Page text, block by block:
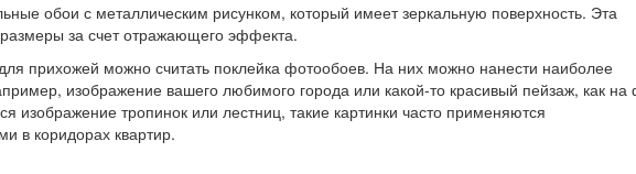
обои с металлическим рисунком, который имеет зеркальную поверхность. Эта
за счет отражающего эффекта.
прихожей можно считать поклейка фотообоев. На них можно нанести наиболее
изображение вашего любимого города или какой-то красивый пейзаж, как на
изображение тропинок или лестниц, такие картинки часто применяются
в коридорах квартир.